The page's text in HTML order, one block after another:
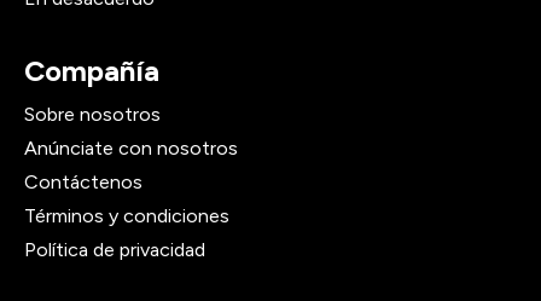
Compañía
Sobre nosotros
Anúnciate con nosotros
Contáctenos
Términos y condiciones
Política de privacidad